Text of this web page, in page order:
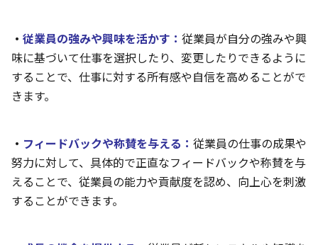
・ 従業員の強みや興味を活かす： 従業員が自分の強みや興
味に基づいて仕事を選択したり、変更したりできるように
することで、仕事に対する所有感や自信を高めることがで
きます。
・ フィードバックや称賛を与える： 従業員の仕事の成果や
努力に対して、具体的で正直なフィードバックや称賛を与
えることで、従業員の能力や貢献度を認め、向上心を刺激
することができます。